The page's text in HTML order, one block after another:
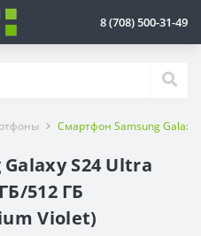
8 (708) 500-31-49
Смартфон Samsung Galaxy
S24 Ultra
512 ГБ
Violet)